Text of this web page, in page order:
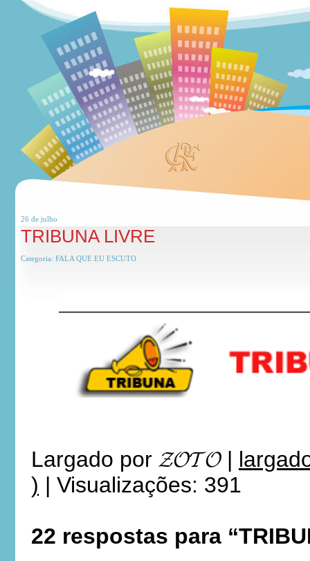
26 de julho
TRIBUNA LIVRE
Categoria: FALA QUE EU ESCUTO
Largado por 𝓩𝓞𝓣𝓞|
) | Visualizações: 391
22 respostas para